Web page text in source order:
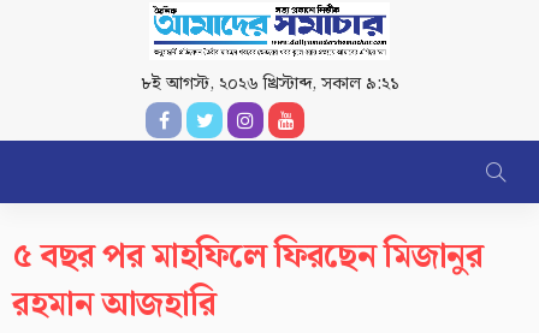
৮ই আগস্ট, ২০২৬ খ্রিস্টাব্দ,সকাল ৯:২১
৫ বছর পর মাহফিলে ফিরছেন মিজানুর
রহমান আজহারি